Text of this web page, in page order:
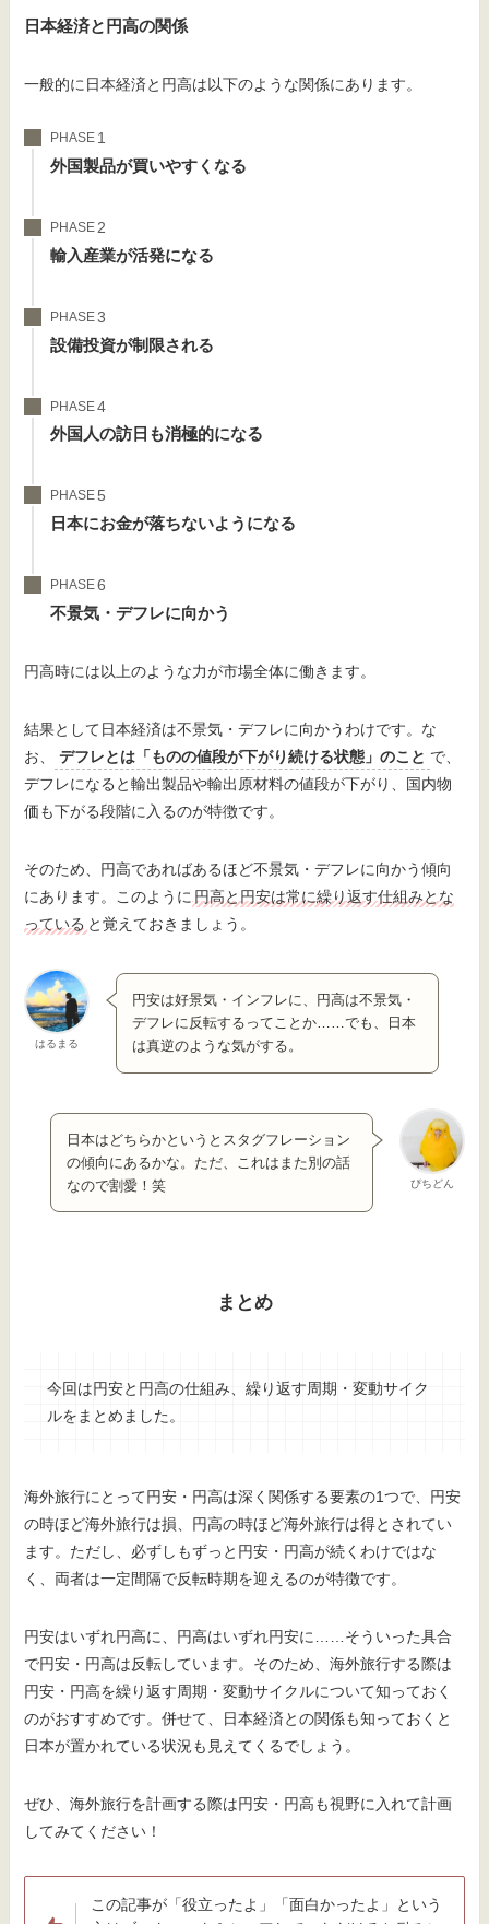
日本経済と円高の関係
一般的に日本経済と円高は以下のような関係にあります。
PHASE
外国製品が買いやすくなる
PHASE
輸入産業が活発になる
PHASE
設備投資が制限される
PHASE
外国人の訪日も消極的になる
PHASE
日本にお金が落ちないようになる
PHASE
不景気・デフレに向かう
円高時には以上のような力が市場全体に働きます。
結果として日本経済は不景気・デフレに向かうわけです。な
お、
デフレとは「ものの値段が下がり続ける状態」のこと で、
デフレになると輸出製品や輸出原材料の値段が下がり、国内物
価も下がる段階に入るのが特徴です。
そのため、円高であればあるほど不景気・デフレに向かう傾向
にあります。このように 円高と円安は常に繰り返す仕組みとな
っている と覚えておきましょう。
はるまる
円安は好景気・インフレに、円高は不景気・
デフレに反転するってことか……でも、日本
は真逆のような気がする。
ぴちどん
日本はどちらかというとスタグフレーション
の傾向にあるかな。ただ、これはまた別の話
なので割愛！笑
まとめ
今回は円安と円高の仕組み、繰り返す周期・変動サイク
ルをまとめました。
海外旅行にとって円安・円高は深く関係する要素の1つで、円安
の時ほど海外旅行は損、円高の時ほど海外旅行は得とされてい
ます。ただし、必ずしもずっと円安・円高が続くわけではな
く、両者は一定間隔で反転時期を迎えるのが特徴です。
円安はいずれ円高に、円高はいずれ円安に……そういった具合
で円安・円高は反転しています。そのため、海外旅行する際は
円安・円高を繰り返す周期・変動サイクルについて知っておく
のがおすすめです。併せて、日本経済との関係も知っておくと
日本が置かれている状況も見えてくるでしょう。
ぜひ、海外旅行を計画する際は円安・円高も視野に入れて計画
してみてください！
この記事が「役立ったよ」「面白かったよ」という